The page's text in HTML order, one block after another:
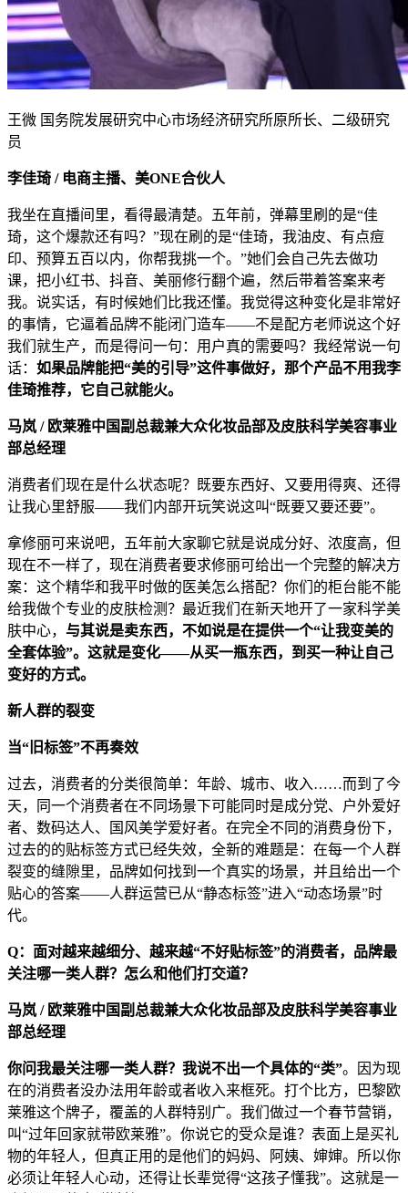
王微 国务院发展研究中心市场经济研究所原所长、二级研究
员
李佳琦 / 电商主播、美ONE合伙人
我坐在直播间里，看得最清楚。五年前，弹幕里刷的是“佳
琦，这个爆款还有吗？”现在刷的是“佳琦，我油皮、有点痘
印、预算五百以内，你帮我挑一个。”她们会自己先去做功
课，把小红书、抖音、美丽修行翻个遍，然后带着答案来考
我。说实话，有时候她们比我还懂。我觉得这种变化是非常好
的事情，它逼着品牌不能闭门造车——不是配方老师说这个好
我们就生产，而是得问一句：用户真的需要吗？我经常说一句
话： 如果品牌能把“美的引导”这件事做好，那个产品不用我李
佳琦推荐，它自己就能火。
马岚 / 欧莱雅中国副总裁兼大众化妆品部及皮肤科学美容事业
部总经理
消费者们现在是什么状态呢？既要东西好、又要用得爽、还得
让我心里舒服——我们内部开玩笑说这叫“既要又要还要”。
拿修丽可来说吧，五年前大家聊它就是说成分好、浓度高，但
现在不一样了，现在消费者要求修丽可给出一个完整的解决方
案：这个精华和我平时做的医美怎么搭配？你们的柜台能不能
给我做个专业的皮肤检测？最近我们在新天地开了一家科学美
肤中心， 与其说是卖东西，不如说是在提供一个“让我变美的
全套体验”。这就是变化——从买一瓶东西，到买一种让自己
变好的方式。
新人群的裂变
当“旧标签”不再奏效
过去，消费者的分类很简单：年龄、城市、收入……而到了今
天，同一个消费者在不同场景下可能同时是成分党、户外爱好
者、数码达人、国风美学爱好者。在完全不同的消费身份下，
过去的的贴标签方式已经失效，全新的难题是：在每一个人群
裂变的缝隙里，品牌如何找到一个真实的场景，并且给出一个
贴心的答案——人群运营已从“静态标签”进入“动态场景”时
代。
Q：面对越来越细分、越来越“不好贴标签”的消费者，品牌最
关注哪一类人群？怎么和他们打交道？
马岚 / 欧莱雅中国副总裁兼大众化妆品部及皮肤科学美容事业
部总经理
你问我最关注哪一类人群？我说不出一个具体的“类”。因为现
在的消费者没办法用年龄或者收入来框死。打个比方，巴黎欧
莱雅这个牌子，覆盖的人群特别广。我们做过一个春节营销，
叫“过年回家就带欧莱雅”。你说它的受众是谁？表面上是买礼
物的年轻人，但真正用的是他们的妈妈、阿姨、婶婶。所以你
必须让年轻人心动，还得让长辈觉得“这孩子懂我”。这就是一